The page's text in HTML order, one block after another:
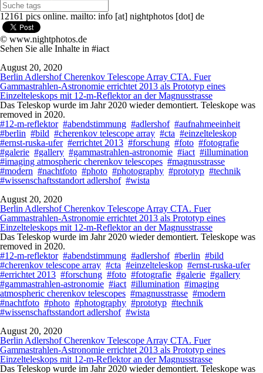
12161 pics online. mailto: info [at] nightphotos [dot] de
© www.nightphotos.de
Sehen Sie alle Inhalte in #iact
August 20, 2020
Berlin Adlershof Cherenkov Telescope Array CTA. Fuer
Gammastrahlen-Astronomie errichtet 2013 als Prototyp eines
Einzelteleskops mit 12-m-Reflektor an der Magnusstrasse
Das Teleskop wurde im Jahr 2020 wieder demontiert. Teleskope was
removed in 2020.
#12-m-reflektor #abendstimmung #adlershof #aufnahmeeinheit
#berlin #bild #cherenkov telescope array #cta #einzelteleskop
#ernst-ruska-ufer #errichtet 2013 #forschung #foto #fotografie
#galerie #gallery #gammastrahlen-astronomie #iact #illumination
#imaging atmospheric cherenkov telescopes #magnusstrasse
#modern #nachtfoto #photo #photography #prototyp #technik
#wissenschaftsstandort adlershof #wista
August 20, 2020
Berlin Adlershof Cherenkov Telescope Array CTA. Fuer
Gammastrahlen-Astronomie errichtet 2013 als Prototyp eines
Einzelteleskops mit 12-m-Reflektor an der Magnusstrasse
Das Teleskop wurde im Jahr 2020 wieder demontiert. Teleskope was
removed in 2020.
#12-m-reflektor #abendstimmung #adlershof #berlin #bild
#cherenkov telescope array #cta #einzelteleskop #ernst-ruska-ufer
#errichtet 2013 #forschung #foto #fotografie #galerie #gallery
#gammastrahlen-astronomie #iact #illumination #imaging
atmospheric cherenkov telescopes #magnusstrasse #modern
#nachtfoto #photo #photography #prototyp #technik
#wissenschaftsstandort adlershof #wista
August 20, 2020
Berlin Adlershof Cherenkov Telescope Array CTA. Fuer
Gammastrahlen-Astronomie errichtet 2013 als Prototyp eines
Einzelteleskops mit 12-m-Reflektor an der Magnusstrasse
Das Teleskop wurde im Jahr 2020 wieder demontiert. Teleskope was